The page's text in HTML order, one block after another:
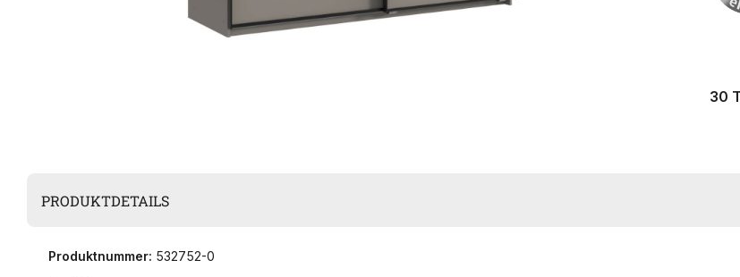
30
PRODUKTDETAILS
Produktnummer: 532752-0